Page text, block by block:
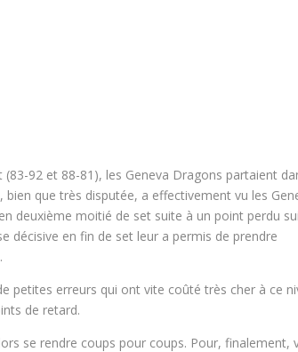
92 et 88-81), les Geneva Dragons partaient
que très disputée, a effectivement vu les
deuxième moitié de set suite à un point perdu
décisive en fin de set leur a permis de prendre
petites erreurs qui ont vite coûté très cher à ce
de retard.
se rendre coups pour coups. Pour, finalement,